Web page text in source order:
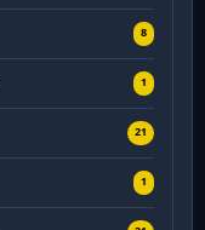
8
1
21
1